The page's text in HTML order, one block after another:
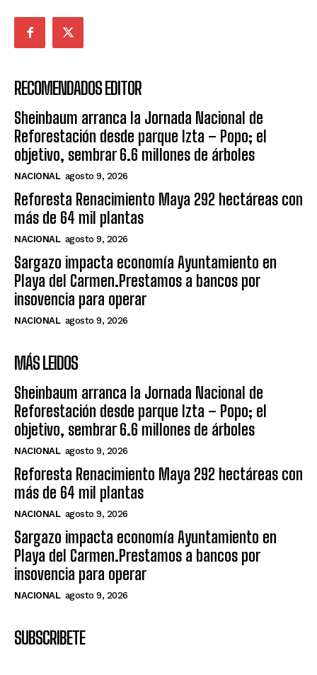
RECOMENDADOS EDITOR
Sheinbaum arranca la Jornada Nacional de
Reforestación desde parque Izta – Popo; el
objetivo, sembrar 6.6 millones de árboles
NACIONAL agosto 9, 2026
Reforesta Renacimiento Maya 292 hectáreas con
más de 64 mil plantas
NACIONAL agosto 9, 2026
Sargazo impacta economía Ayuntamiento en
Playa del Carmen.Prestamos a bancos por
insovencia para operar
NACIONAL agosto 9, 2026
MÁS LEIDOS
Sheinbaum arranca la Jornada Nacional de
Reforestación desde parque Izta – Popo; el
objetivo, sembrar 6.6 millones de árboles
NACIONAL agosto 9, 2026
Reforesta Renacimiento Maya 292 hectáreas con
más de 64 mil plantas
NACIONAL agosto 9, 2026
Sargazo impacta economía Ayuntamiento en
Playa del Carmen.Prestamos a bancos por
insovencia para operar
NACIONAL agosto 9, 2026
SUBSCRIBETE